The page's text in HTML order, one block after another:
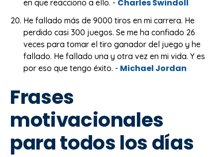
en que reacciono a ello. - Charles Swindoll
He fallado más de 9000 tiros en mi carrera. He
perdido casi 300 juegos. Se me ha confiado 26
veces para tomar el tiro ganador del juego y he
fallado. He fallado una y otra vez en mi vida. Y es
por eso que tengo éxito. - Michael Jordan
Frases
motivacionales
para todos los días